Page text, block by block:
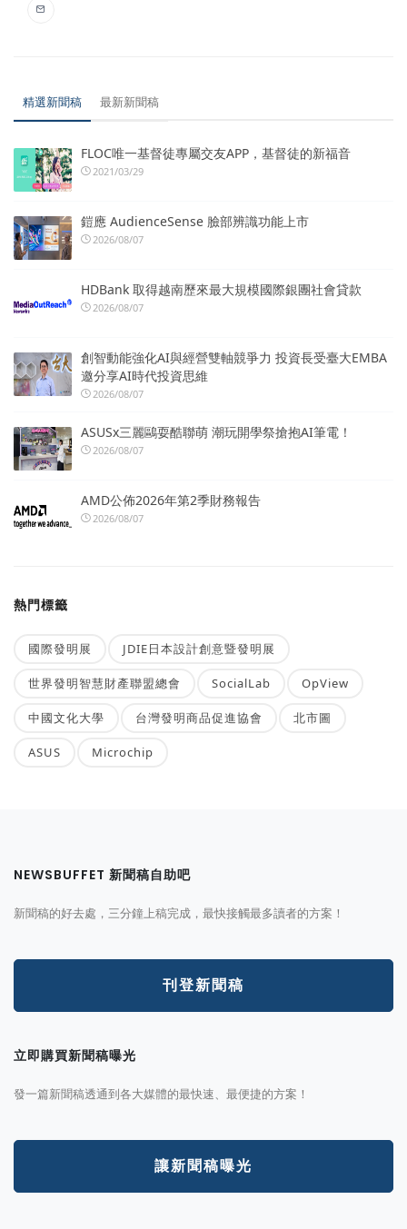
精選新聞稿 最新新聞稿
FLOC唯一基督徒專屬交友APP，基督徒的新福音
2021/03/29
鎧應 AudienceSense 臉部辨識功能上市
2026/08/07
HDBank 取得越南歷來最大規模國際銀團社會貸款
2026/08/07
創智動能強化AI與經營雙軸競爭力 投資長受臺大EMBA
邀分享AI時代投資思維
2026/08/07
ASUSx三麗鷗耍酷聯萌 潮玩開學祭搶抱AI筆電！
2026/08/07
AMD公佈2026年第2季財務報告
2026/08/07
熱門標籤
國際發明展 JDIE日本設計創意暨發明展
世界發明智慧財產聯盟總會 SocialLab OpView
中國文化大學 台灣發明商品促進協會 北市圖
ASUS Microchip
NEWSBUFFET 新聞稿自助吧
新聞稿的好去處，三分鐘上稿完成，最快接觸最多讀者的方案！
刊登新聞稿
立即購買新聞稿曝光
發一篇新聞稿透通到各大媒體的最快速、最便捷的方案！
讓新聞稿曝光